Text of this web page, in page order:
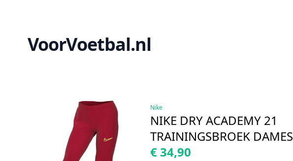
VoorVoetbal.nl
Nike
NIKE DRY ACADEMY 21
TRAININGSBROEK DAMES
€ 34,90